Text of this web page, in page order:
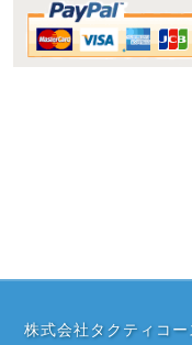
株式会社タクティコー